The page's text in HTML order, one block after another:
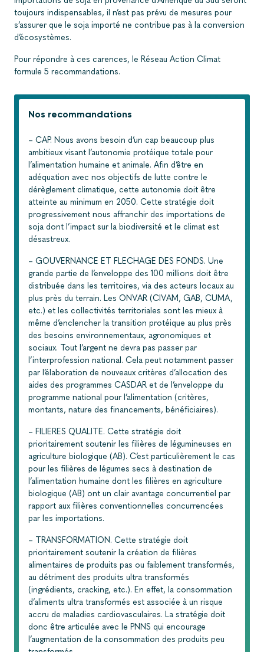
toujours indispensables, il n’est pas prévu de mesures pour
s’assurer que le soja importé ne contribue pas à la conversion
d’écosystèmes.
Pour répondre à ces carences, le Réseau Action Climat
formule 5 recommandations.
Nos recommandations
– CAP. Nous avons besoin d’un cap beaucoup plus
ambitieux visant l’autonomie protéique totale pour
l’alimentation humaine et animale. Afin d’être en
adéquation avec nos objectifs de lutte contre le
dérèglement climatique, cette autonomie doit être
atteinte au minimum en 2050. Cette stratégie doit
progressivement nous affranchir des importations de
soja dont l’impact sur la biodiversité et le climat est
désastreux.
– GOUVERNANCE ET FLECHAGE DES FONDS. Une
grande partie de l’enveloppe des 100 millions doit être
distribuée dans les territoires, via des acteurs locaux au
plus près du terrain. Les ONVAR (CIVAM, GAB, CUMA,
etc.) et les collectivités territoriales sont les mieux à
même d’enclencher la transition protéique au plus près
des besoins environnementaux, agronomiques et
sociaux. Tout l’argent ne devra pas passer par
l’interprofession national. Cela peut notamment passer
par l’élaboration de nouveaux critères d’allocation des
aides des programmes CASDAR et de l’enveloppe du
programme national pour l’alimentation (critères,
montants, nature des financements, bénéficiaires).
– FILIERES QUALITE. Cette stratégie doit
prioritairement soutenir les filières de légumineuses en
agriculture biologique (AB). C’est particulièrement le cas
pour les filières de légumes secs à destination de
l’alimentation humaine dont les filières en agriculture
biologique (AB) ont un clair avantage concurrentiel par
rapport aux filières conventionnelles concurrencées
par les importations.
– TRANSFORMATION. Cette stratégie doit
prioritairement soutenir la création de filières
alimentaires de produits pas ou faiblement transformés,
au détriment des produits ultra transformés
(ingrédients, cracking, etc.). En effet, la consommation
d’aliments ultra transformés est associée à un risque
accru de maladies cardiovasculaires. La stratégie doit
donc être articulée avec le PNNS qui encourage
l’augmentation de la consommation des produits peu